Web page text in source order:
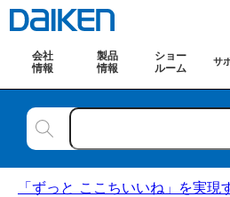
会社
情報
製品
情報
ショー
ルーム
サ
「ずっと ここちいいね」を実